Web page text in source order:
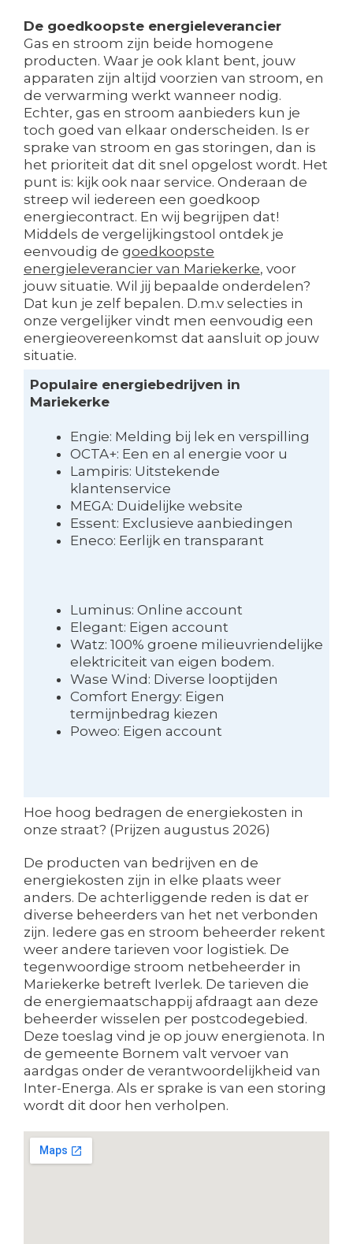
De goedkoopste energieleverancier
Gas en stroom zijn beide homogene
producten. Waar je ook klant bent, jouw
apparaten zijn altijd voorzien van stroom, en
de verwarming werkt wanneer nodig.
Echter, gas en stroom aanbieders kun je
toch goed van elkaar onderscheiden. Is er
sprake van stroom en gas storingen, dan is
het prioriteit dat dit snel opgelost wordt. Het
punt is: kijk ook naar service. Onderaan de
streep wil iedereen een goedkoop
energiecontract. En wij begrijpen dat!
Middels de vergelijkingstool ontdek je
eenvoudig de goedkoopste
energieleverancier van Mariekerke, voor
jouw situatie. Wil jij bepaalde onderdelen?
Dat kun je zelf bepalen. D.m.v selecties in
onze vergelijker vindt men eenvoudig een
energieovereenkomst dat aansluit op jouw
situatie.
Populaire energiebedrijven in
Mariekerke
Engie: Melding bij lek en verspilling
OCTA+: Een en al energie voor u
Lampiris: Uitstekende
klantenservice
MEGA: Duidelijke website
Essent: Exclusieve aanbiedingen
Eneco: Eerlijk en transparant
Luminus: Online account
Elegant: Eigen account
Watz: 100% groene milieuvriendelijke
elektriciteit van eigen bodem.
Wase Wind: Diverse looptijden
Comfort Energy: Eigen
termijnbedrag kiezen
Poweo: Eigen account
Hoe hoog bedragen de energiekosten in
onze straat? (Prijzen augustus 2026)
De producten van bedrijven en de
energiekosten zijn in elke plaats weer
anders. De achterliggende reden is dat er
diverse beheerders van het net verbonden
zijn. Iedere gas en stroom beheerder rekent
weer andere tarieven voor logistiek. De
tegenwoordige stroom netbeheerder in
Mariekerke betreft Iverlek. De tarieven die
de energiemaatschappij afdraagt aan deze
beheerder wisselen per postcodegebied.
Deze toeslag vind je op jouw energienota. In
de gemeente Bornem valt vervoer van
aardgas onder de verantwoordelijkheid van
Inter-Energa. Als er sprake is van een storing
wordt dit door hen verholpen.